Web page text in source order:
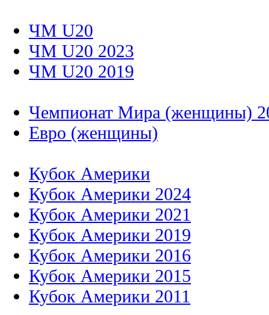
ЧМ U20
ЧМ U20 2023
ЧМ U20 2019
Чемпионат Мира (женщины)
Евро (женщины)
Кубок Америки
Кубок Америки 2024
Кубок Америки 2021
Кубок Америки 2019
Кубок Америки 2016
Кубок Америки 2015
Кубок Америки 2011